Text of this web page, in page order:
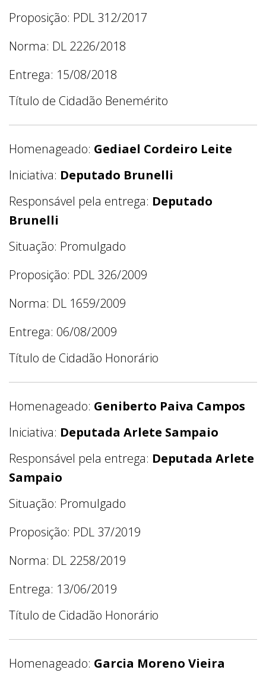
Proposição: PDL 312/2017
Norma: DL 2226/2018
Entrega: 15/08/2018
Título de Cidadão Benemérito
Homenageado: Gediael Cordeiro Leite
Iniciativa: Deputado Brunelli
Responsável pela entrega: Deputado
Brunelli
Situação: Promulgado
Proposição: PDL 326/2009
Norma: DL 1659/2009
Entrega: 06/08/2009
Título de Cidadão Honorário
Homenageado: Geniberto Paiva Campos
Iniciativa: Deputada Arlete Sampaio
Responsável pela entrega: Deputada Arlete
Sampaio
Situação: Promulgado
Proposição: PDL 37/2019
Norma: DL 2258/2019
Entrega: 13/06/2019
Título de Cidadão Honorário
Homenageado: Garcia Moreno Vieira